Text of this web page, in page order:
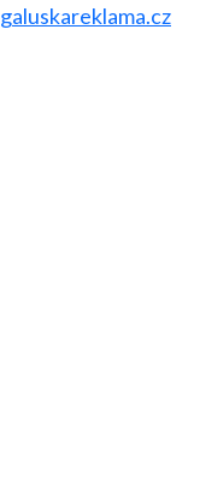
galuskareklama.cz